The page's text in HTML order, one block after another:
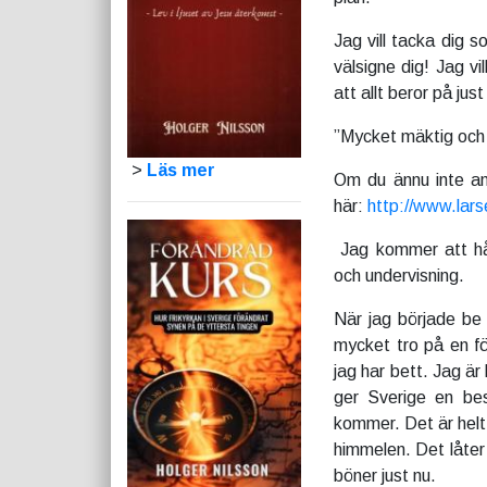
> Läs mer
Jag vill tacka dig
välsigne dig! Jag
att allt beror på
”Mycket mäktig
Om du ännu inte
här: http://
Jag kommer att
och undervisning.
När jag började
mycket tro på en
jag har bett. Jag är
ger Sverige en
kommer. Det är
himmelen. Det
böner just nu.